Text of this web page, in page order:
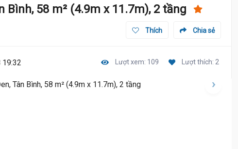
Bình, 58 m² (4.9m x 11.7m), 2 tầng
Chia sẻ
Thích
Lượt xem: 109 Lượt thích: 2